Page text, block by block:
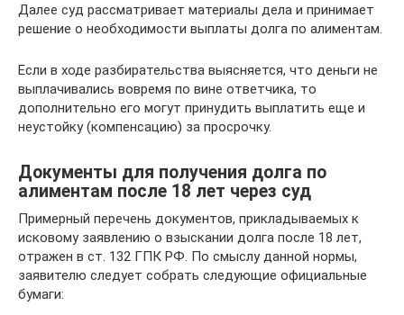
Далее суд рассматривает материалы дела и принимает
решение о необходимости выплаты долга по алиментам.
Если в ходе разбирательства выясняется, что деньги не
выплачивались вовремя по вине ответчика, то
дополнительно его могут принудить выплатить еще и
неустойку (компенсацию) за просрочку.
Документы для получения долга по
алиментам после 18 лет через суд
Примерный перечень документов, прикладываемых к
исковому заявлению о взыскании долга после 18 лет,
отражен в ст. 132 ГПК РФ. По смыслу данной нормы,
заявителю следует собрать следующие официальные
бумаги: